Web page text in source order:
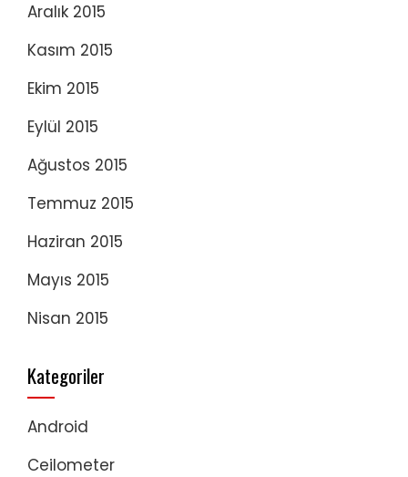
Aralık 2015
Kasım 2015
Ekim 2015
Eylül 2015
Ağustos 2015
Temmuz 2015
Haziran 2015
Mayıs 2015
Nisan 2015
Kategoriler
Android
Ceilometer